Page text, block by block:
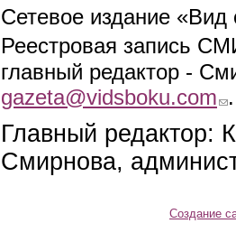
Сетевое издание «Вид
Реестровая запись
главный редактор -
gazeta@vidsboku.com
Главный редактор:
Смирнова,
Создание